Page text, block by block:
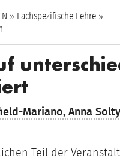
Fachspezifische Lehre
Mariano, Anna
Teil der